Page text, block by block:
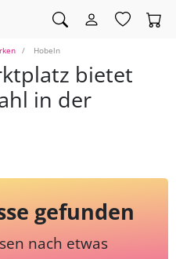
Hobeln
bietet
in der
gefunden
nach etwas